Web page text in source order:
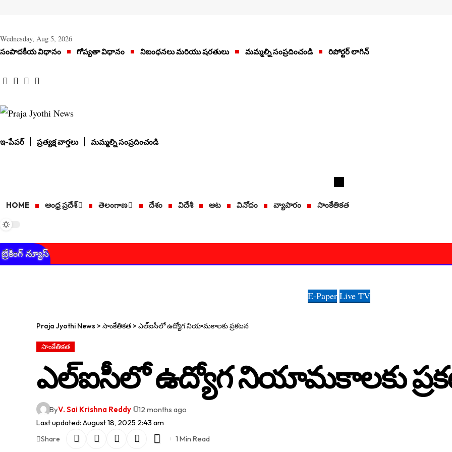
Wednesday, Aug 5, 2026
సంపాదకీయ విధానం
గోప్యతా విధానం నిబంధనలు మరియు షరతులు మమ్మల్ని సంప్రదించండి రిపోర్టర్ లాగిన్
ఇ-పేపర్ ప్రత్యక్ష వార్తలు మమ్మల్ని సంప్రదించండి
HOME ఆంధ్ర ప్రదేశ్ తెలంగాణ దేశం విదేశీ ఆట వినోదం వ్యాపారం సాంకేతికత
బ్రేకింగ్ న్యూస్
E-Paper Live TV
Praja Jyothi News > సాంకేతికత > ఎల్ఐసీలో ఉద్యోగ నియామకాలకు ప్రకటన
సాంకేతికత
ఎల్ఐసీలో ఉద్యోగ నియామకాలకు
Last updated: August 18, 2025 2:43 am
ByV. Sai Krishna Reddy 12 months ago
Share 1 Min Read